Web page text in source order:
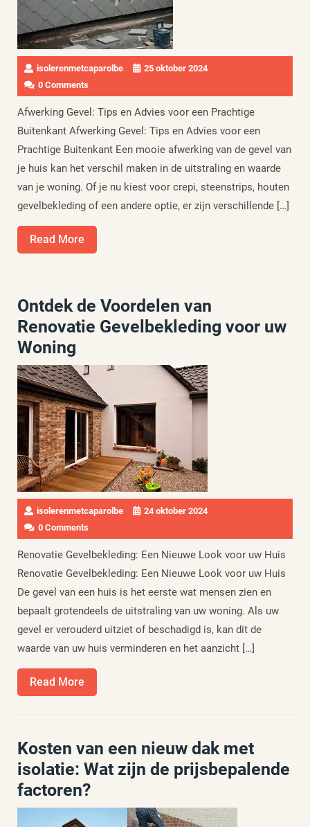
isolerenmetcaparolbe
25 oktober 2024
0 Comments
Afwerking Gevel: Tips en Advies voor een Prachtige
Buitenkant Afwerking Gevel: Tips en Advies voor een
Prachtige Buitenkant Een mooie afwerking van de gevel van
je huis kan het verschil maken in de uitstraling en waarde
van je woning. Of je nu kiest voor crepi, steenstrips, houten
gevelbekleding of een andere optie, er zijn verschillende […]
Read More
More
Ontdek de Voordelen van
Renovatie Gevelbekleding voor uw
Woning
isolerenmetcaparolbe
24 oktober 2024
0 Comments
Renovatie Gevelbekleding: Een Nieuwe Look voor uw Huis
Renovatie Gevelbekleding: Een Nieuwe Look voor uw Huis
De gevel van een huis is het eerste wat mensen zien en
bepaalt grotendeels de uitstraling van uw woning. Als uw
gevel er verouderd uitziet of beschadigd is, kan dit de
waarde van uw huis verminderen en het aanzicht […]
Read More
More
Kosten van een nieuw dak met
isolatie: Wat zijn de prijsbepalende
factoren?